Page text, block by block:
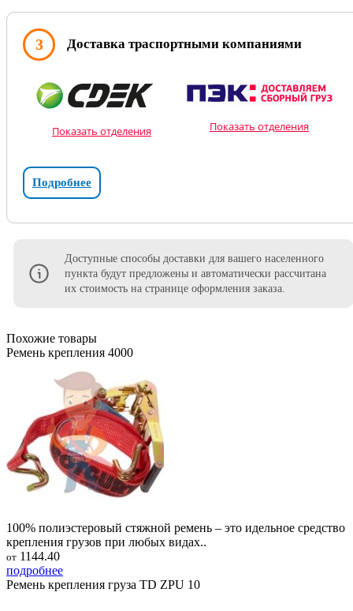
3 Доставка траспортными компаниями
Показать отделения Показать отделения
Подробнее
Доступные способы доставки для вашего населенного
пункта будут предложены и автоматически рассчитана
их стоимость на странице оформления заказа.
Похожие товары
Ремень крепления 4000
100% полиэстеровый стяжной ремень – это идельное средство
крепления грузов при любых видах..
от 1144.40
подробнее
Ремень крепления груза TD ZPU 10